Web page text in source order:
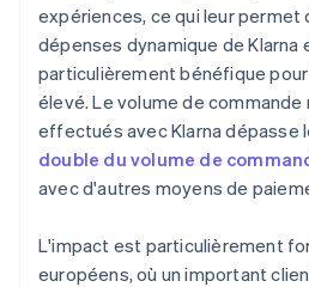
expériences, ce qui leur permet
dépenses dynamique de Klarna
particulièrement bénéfique
élevé. Le volume de
effectués avec Klarna dépasse
double du volume de
avec d'autres moyens de
L'impact est particulièrement
européens, où un important